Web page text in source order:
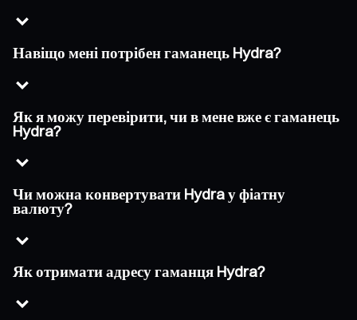
Навіщо мені потрібен гаманець Hydra?
Як я можу перевірити, чи в мене вже є гаманець
Hydra?
Чи можна конвертувати Hydra у фіатну
валюту?
Як отримати адресу гаманця Hydra?